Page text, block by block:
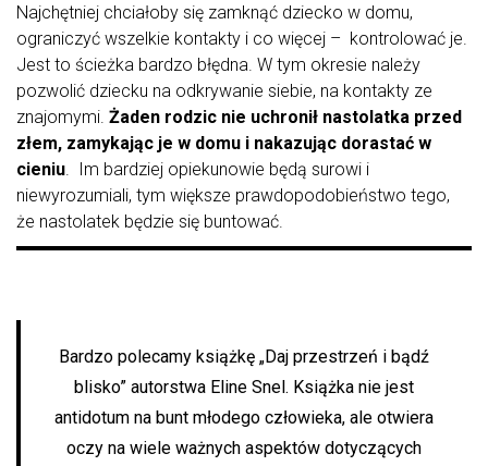
Najchętniej chciałoby się zamknąć dziecko w domu,
ograniczyć wszelkie kontakty i co więcej – kontrolować je.
Jest to ścieżka bardzo błędna. W tym okresie należy
pozwolić dziecku na odkrywanie siebie, na kontakty ze
znajomymi. Żaden rodzic nie uchronił nastolatka przed
złem, zamykając je w domu i nakazując dorastać w
cieniu. Im bardziej opiekunowie będą surowi i
niewyrozumiali, tym większe prawdopodobieństwo tego,
że nastolatek będzie się buntować.
Bardzo polecamy książkę „Daj przestrzeń i bądź
blisko” autorstwa Eline Snel. Książka nie jest
antidotum na bunt młodego człowieka, ale otwiera
oczy na wiele ważnych aspektów dotyczących